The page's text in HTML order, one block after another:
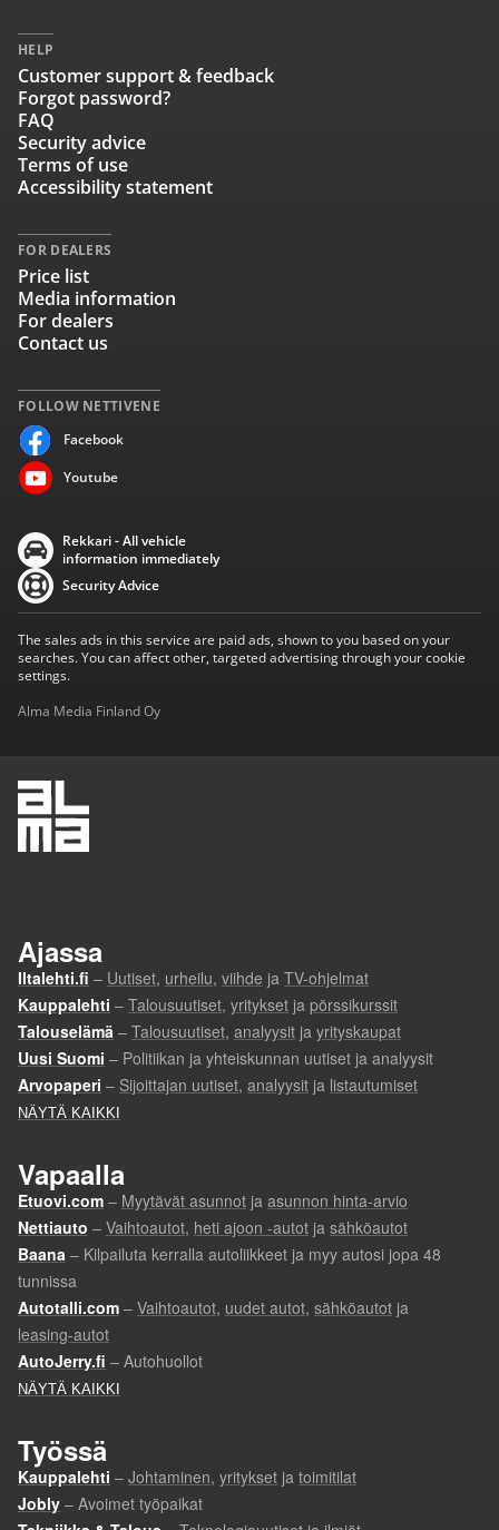
FOLLOW NETTIVENE
Facebook
Youtube
HELP
Customer support & feedback
Forgot password?
FAQ
Security advice
Terms of use
Accessibility statement
FOR DEALERS
Price list
Media information
For dealers
Contact us
Rekkari - All vehicle
information immediately
Security Advice
The sales ads in this service are paid ads, shown to you based on your
searches. You can affect other, targeted advertising through your cookie
settings.
Alma Media Finland Oy